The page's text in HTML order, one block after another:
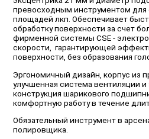
превосходным инструментом для
площадей лкп. Обеспечивает
обработку поверхности за счет
фирменной системы CSE -
скорости, гарантирующей
поверхности, без образования
Эргономичный дизайн, корпус из
улучшенная система вентиляции и
конструкция шарикового
комфортную работу в течение
Обязательный инструмент в
полировщика.